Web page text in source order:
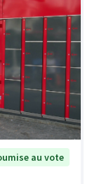
au vote